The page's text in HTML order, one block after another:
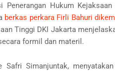
Penerangan Hukum
berkas perkara Firli Bahuri
Tinggi DKI Jakarta
formil dan materil.
Simanjuntak,